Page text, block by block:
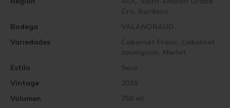
Vintage 2016
Cru, Burdeos
Volumen 750 ml
Bodega VALANDRAUD
Variedades
Cabernet Franc, Cabernet
sauvignon, Merlot
Estilo Seco